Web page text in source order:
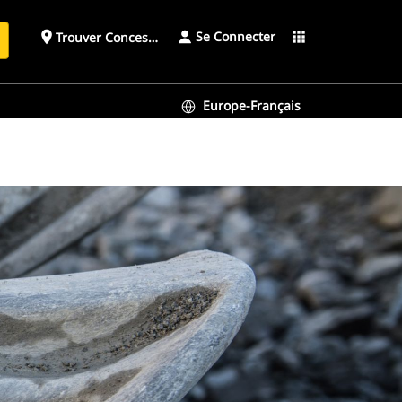
place Trouver ConcessionnaireSe Connecter apps
Europe-Français